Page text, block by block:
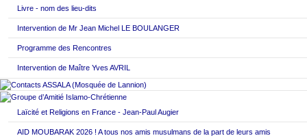
Livre - nom des lieu-dits
Intervention de Mr Jean Michel LE BOULANGER
Programme des Rencontres
Intervention de Maître Yves AVRIL
Laïcité et Religions en France - Jean-Paul Augier
AID MOUBARAK 2026 ! A tous nos amis musulmans de la part de leurs amis